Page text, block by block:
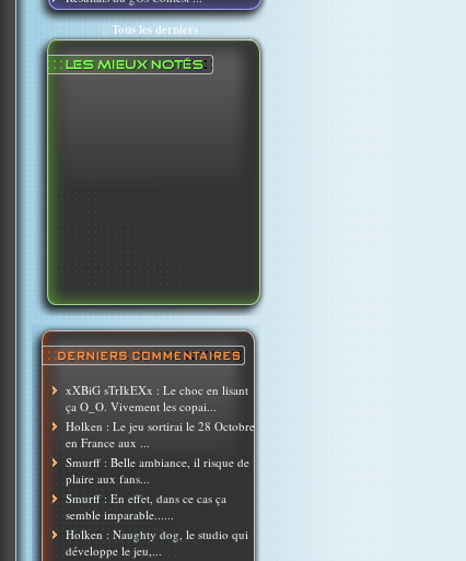
:: Tous les derniers::
xXBiG sTrIkEXx : Le choc en lisant
ça O_O. Vivement les copai...
Holken : Le jeu sortirai le 28 Octobre
en France aux ...
Smurff : Belle ambiance, il risque de
plaire aux fans...
Smurff : En effet, dans ce cas ça
semble imparable......
Holken : Naughty dog, le studio qui
développe le jeu,...